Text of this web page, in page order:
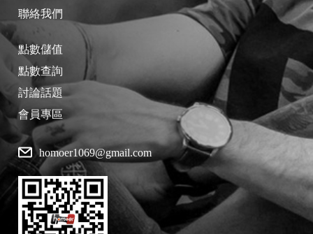
聯絡我們
點數儲值
點數查詢
討論話題
會員專區
homoer1069@gmail.com